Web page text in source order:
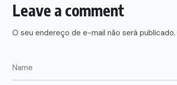
Leave a comment
O seu endereço de e-mail não será publicado.